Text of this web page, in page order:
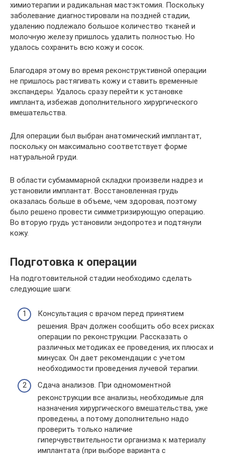
химиотерапии и радикальная мастэктомия. Поскольку
заболевание диагностировали на поздней стадии,
удалению подлежало большое количество тканей и
молочную железу пришлось удалить полностью. Но
удалось сохранить всю кожу и сосок.
Благодаря этому во время реконструктивной операции
не пришлось растягивать кожу и ставить временные
экспандеры. Удалось сразу перейти к установке
импланта, избежав дополнительного хирургического
вмешательства.
Для операции был выбран анатомический имплантат,
поскольку он максимально соответствует форме
натуральной груди.
В области субмаммарной складки произвели надрез и
установили имплантат. Восстановленная грудь
оказалась больше в объеме, чем здоровая, поэтому
было решено провести симметризирующую операцию.
Во вторую грудь установили эндопротез и подтянули
кожу.
Подготовка к операции
На подготовительной стадии необходимо сделать
следующие шаги:
Консультация с врачом перед принятием
решения. Врач должен сообщить обо всех рисках
операции по реконструкции. Рассказать о
различных методиках ее проведения, их плюсах и
минусах. Он дает рекомендации с учетом
необходимости проведения лучевой терапии.
Сдача анализов. При одномоментной
реконструкции все анализы, необходимые для
назначения хирургического вмешательства, уже
проведены, а потому дополнительно надо
проверить только наличие
гиперчувствительности организма к материалу
имплантата (при выборе варианта с